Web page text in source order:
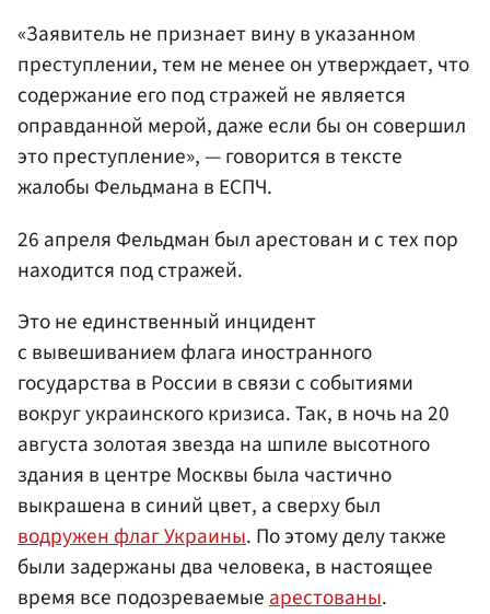
«Заявитель не признает вину в указанном
преступлении, тем не менее он утверждает, что
содержание его под стражей не является
оправданной мерой, даже если бы он совершил
это преступление», — говорится в тексте
жалобы Фельдмана в ЕСПЧ.
26 апреля Фельдман был арестован и с тех пор
находится под стражей.
Это не единственный инцидент
с вывешиванием флага иностранного
государства в России в связи с событиями
вокруг украинского кризиса. Так, в ночь на 20
августа золотая звезда на шпиле высотного
здания в центре Москвы была частично
выкрашена в синий цвет, а сверху был
водружен флаг Украины. По этому делу также
были задержаны два человека, в настоящее
время все подозреваемыеарестованы.